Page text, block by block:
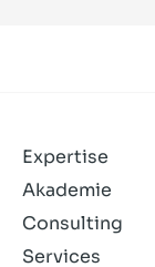
Expertise
Akademie
Consulting
Services